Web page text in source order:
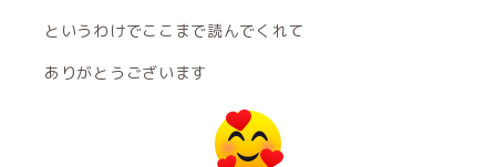
というわけでここまで読んでくれて
ありがとうございます